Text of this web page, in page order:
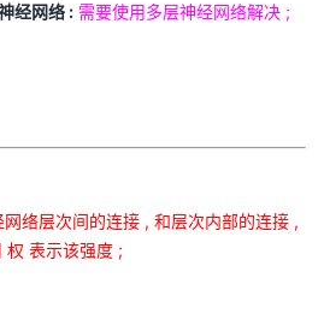
经网络 : 需要使用多层神经网络解决 ;
网络层次间的连接 , 和层次内部的连接 ,
权 表示该强度 ;